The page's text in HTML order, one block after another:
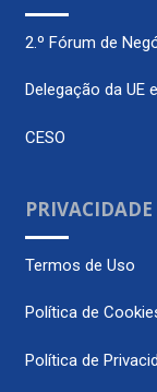
2.º Fórum de
Delegação da UE
CESO
PRIVACIDADE
Termos de Uso
Política de
Política de